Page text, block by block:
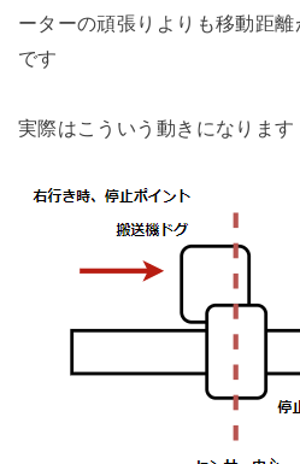
ーターの頑張りよりも移動距
です
実際はこういう動きになります